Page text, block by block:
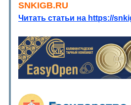
SNKIGB.RU
Читать статьи на https://